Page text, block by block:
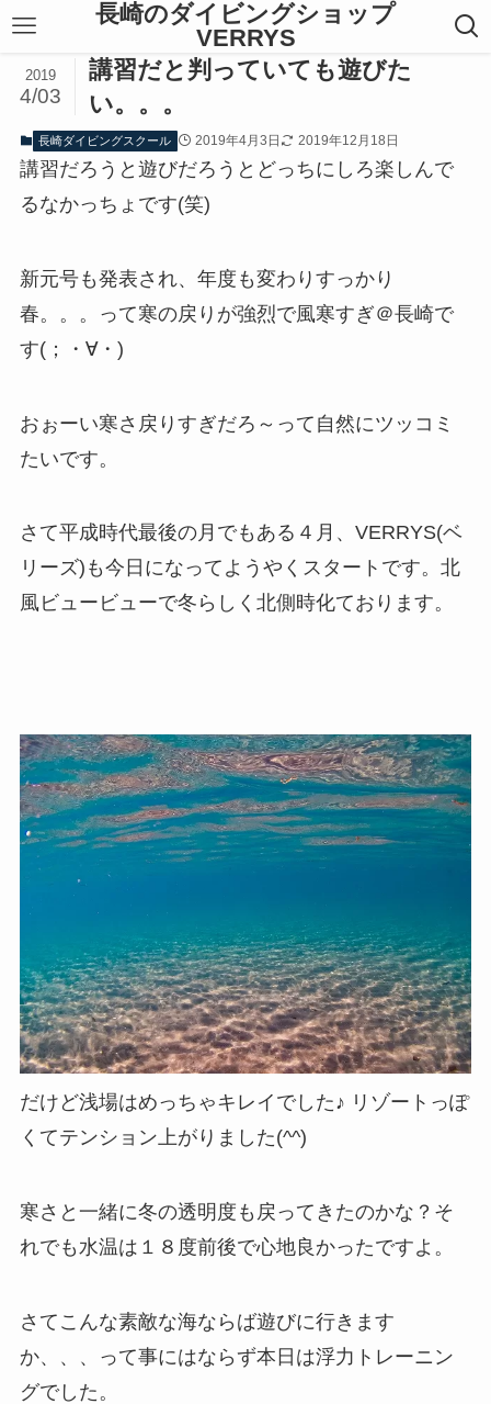
長崎のダイビングショップ
VERRYS
講習だと判っていても遊びた
い。。。
2019
4/03
長崎ダイビングスクール 2019年4月3日 2019年12月18日
講習だろうと遊びだろうとどっちにしろ楽しんで
るなかっちょです(笑)
新元号も発表され、年度も変わりすっかり
春。。。って寒の戻りが強烈で風寒すぎ＠長崎で
す(；・∀・)
おぉーい寒さ戻りすぎだろ～って自然にツッコミ
たいです。
さて平成時代最後の月でもある４月、VERRYS(ベ
リーズ)も今日になってようやくスタートです。北
風ビュービューで冬らしく北側時化ております。
だけど浅場はめっちゃキレイでした♪ リゾートっぽ
くてテンション上がりました(^^)
寒さと一緒に冬の透明度も戻ってきたのかな？そ
れでも水温は１８度前後で心地良かったですよ。
さてこんな素敵な海ならば遊びに行きます
か、、、って事にはならず本日は浮力トレーニン
グでした。